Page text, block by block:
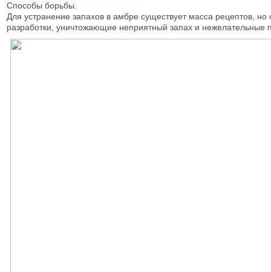
Способы борьбы.
Для устранение запахов в амбре существует масса рецептов,
разработки, уничтожающие неприятный запах и нежелательные